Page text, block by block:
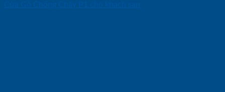
Cửa Gỗ Chống Cháy P1 cho khach san